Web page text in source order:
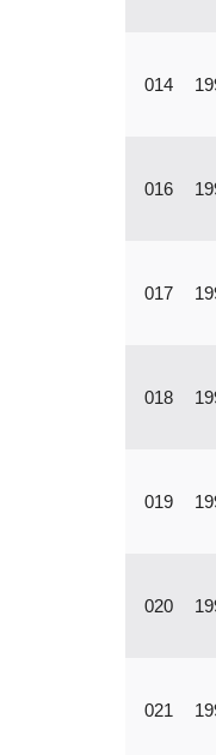
014
016
017
018
019
020
021